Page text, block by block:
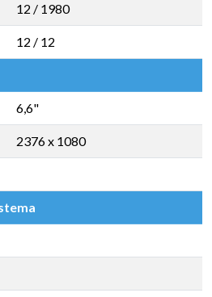
12 / 1980
12 / 12
6,6"
2376 x 1080